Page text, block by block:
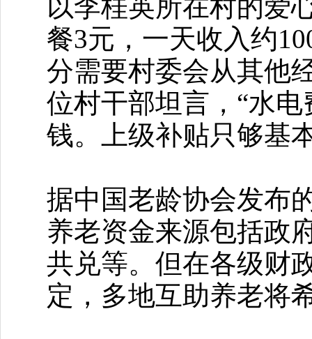
以李桂英所在村的爱
餐3元，一天收入约
分需要村委会从其他
位村干部坦言，“水
钱。上级补贴只够基
据中国老龄协会发布
养老资金来源包括政
共兑等。但在各级财
定，多地互助养老将